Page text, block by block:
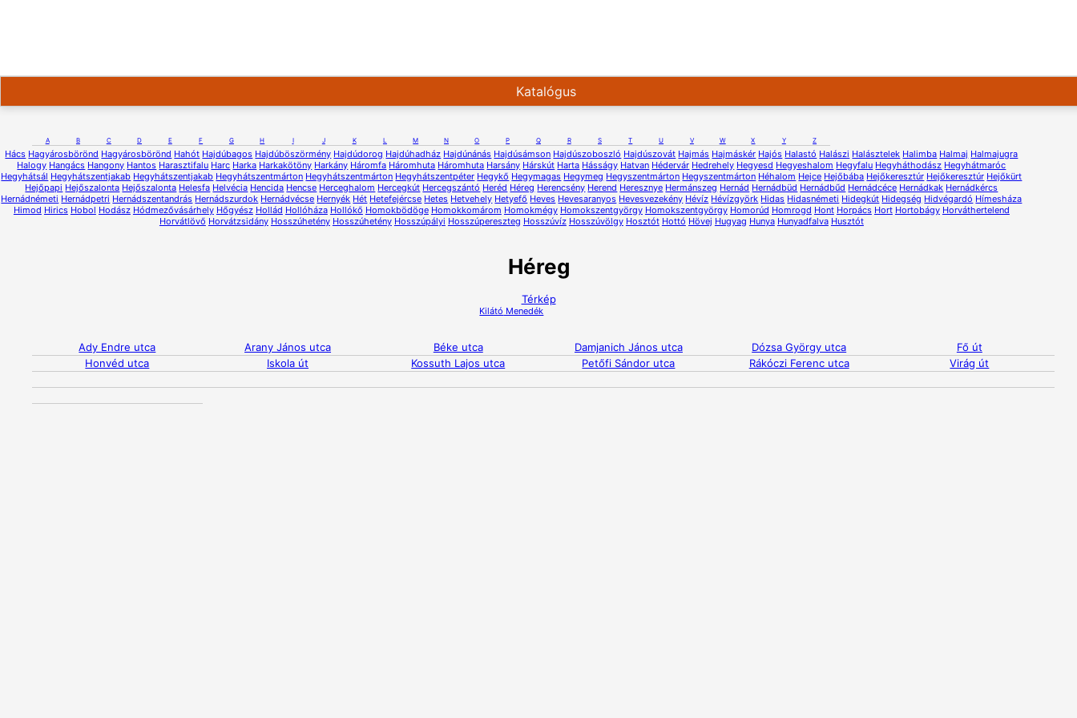
Katalógus
A B C D E F G H I J K L M N O P Q R S T U V W X Y Z
Hács Hagyárosbörönd Hagyárosbörönd Hahót Hajdúbagos Hajdúböszörmény Hajdúdorog Hajdúhadház Hajdúnánás Hajdúsámson Hajdúszoboszló Hajdúszovát Hajmás Hajmáskér Hajós Halastó Halászi Halásztelek Halimba Halmaj Halmajugra
Halogy Hangács Hangony Hantos Harasztifalu Harc Harka Harkakötöny Harkány Háromfa Háromhuta Háromhuta Harsány Hárskút Harta Hásságy Hatvan Hédervár Hedrehely Hegyesd Hegyeshalom Hegyfalu Hegyháthodász Hegyhátmaróc
Hegyhátsál Hegyhátszentjakab Hegyhátszentjakab Hegyhátszentmárton Hegyhátszentmárton Hegyhátszentpéter Hegykő Hegymagas Hegymeg Hegyszentmárton Hegyszentmárton Héhalom Hejce Hejőbába Hejőkeresztúr Hejőkeresztúr Hejőkürt
Hejőpapi Hejőszalonta Hejőszalonta Helesfa Helvécia Hencida Hencse Herceghalom Hercegkút Hercegszántó Heréd Héreg Herencsény Herend Heresznye Hermánszeg Hernád Hernádbüd Hernádbűd Hernádcéce Hernádkak Hernádkércs
Hernádnémeti Hernádpetri Hernádszentandrás Hernádszurdok Hernádvécse Hernyék Hét Hetefejércse Hetes Hetvehely Hetyefő Heves Hevesaranyos Hevesvezekény Hévíz Hévízgyörk Hidas Hidasnémeti Hidegkút Hidegség Hidvégardó Hímesháza
Himod Hirics Hobol Hodász Hódmezővásárhely Hőgyész Hollád Hollóháza Hollókő Homokbödöge Homokkomárom Homokmégy Homokszentgyörgy Homokszentgyörgy Homorúd Homrogd Hont Horpács Hort Hortobágy Horváthertelend
Horvátlövő Horvátzsidány Hosszúhetény Hosszúhetény Hosszúpályi Hosszúpereszteg Hosszúvíz Hosszúvölgy Hosztót Hottó Hövej Hugyag Hunya Hunyadfalva Husztót
Héreg
Térkép
Kilátó Menedék
Ady Endre utca Arany János utca Béke utca Damjanich János utca Dózsa György utca
Fő út
Honvéd utca
Iskola út Kossuth Lajos utca Petőfi Sándor utca Rákóczi Ferenc utca Virág út